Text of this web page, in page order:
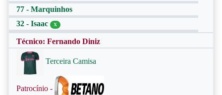
77 - Marquinhos
32 - Isaac
X
Técnico: Fernando Diniz
Terceira Camisa
Patrocínio -